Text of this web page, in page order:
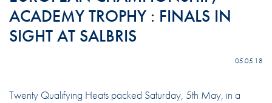
ACADEMY TROPHY : FINALS IN
SIGHT AT SALBRIS
05.05.18
Twenty Qualifying Heats packed Saturday, 5th May, in a